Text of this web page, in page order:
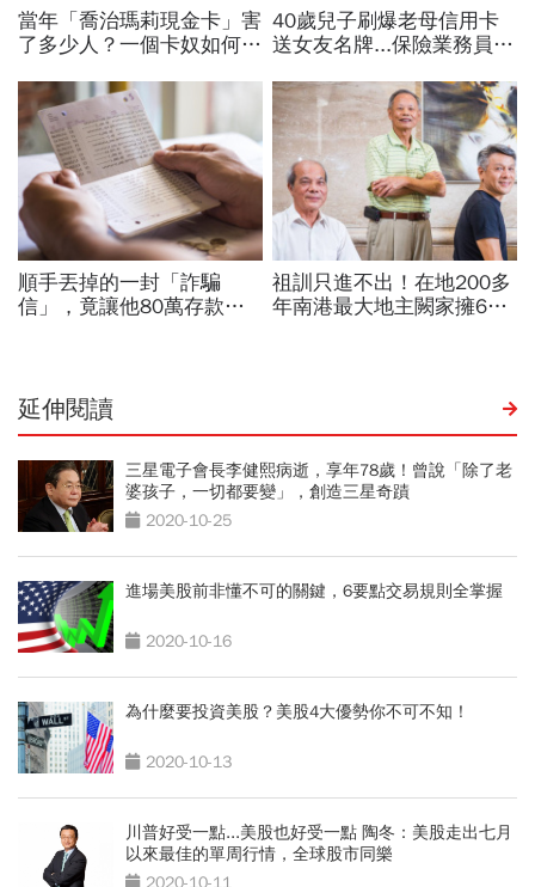
延伸閱讀
三星電子會長李健熙病逝，享年78歲！曾說「除了老
婆孩子，一切都要變」，創造三星奇蹟
2020-10-25
進場美股前非懂不可的關鍵，6要點交易規則全掌握
2020-10-16
為什麼要投資美股？美股4大優勢你不可不知！
2020-10-13
川普好受一點...美股也好受一點 陶冬：美股走出七月
以來最佳的單周行情，全球股市同樂
2020-10-11